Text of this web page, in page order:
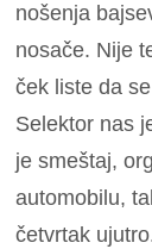
nošenja
nosače. Nije
ček liste da
Selektor nas
je smeštaj,
automobilu,
četvrtak